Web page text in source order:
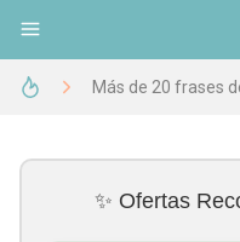
✨ Ofertas